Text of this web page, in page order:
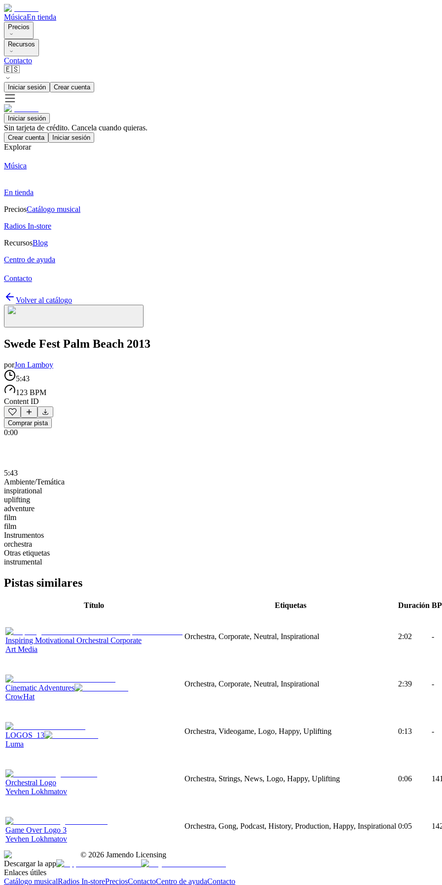
MúsicaEn tienda
Precios
Recursos
Contacto
🇪🇸
Iniciar sesión Crear cuenta
Iniciar sesión
Sin tarjeta de crédito. Cancela cuando quieras.
Crear cuenta Iniciar sesión
Explorar
Música
En tienda
PreciosCatálogo musical
Radios In-store
RecursosBlog
Centro de ayuda
Contacto
Volver al catálogo
Swede Fest Palm Beach 2013
porJon Lamboy
5:43
123 BPM
Content ID
Comprar pista
0:00
5:43
Ambiente/Temática
inspirational
uplifting
adventure
film
film
Instrumentos
orchestra
Otras etiquetas
instrumental
Pistas similares
Título Etiquetas Duración
Inspiring Motivational Orchestral Corporate
Art Media
Orchestra, Corporate, Neutral, Inspirational 2:02 -
Cinematic Adventures
CrowHat
Orchestra, Corporate, Neutral, Inspirational 2:39 -
LOGOS_13
Luma
Orchestra, Videogame, Logo, Happy, Uplifting 0:13 -
Orchestral Logo
Yevhen Lokhmatov
Orchestra, Strings, News, Logo, Happy, Uplifting 0:06
Game Over Logo 3
Yevhen Lokhmatov
Orchestra, Gong, Podcast, History, Production, Happy, Inspirational 0:05
© 2026 Jamendo Licensing
Descargar la app
Enlaces útiles
Catálogo musicalRadios In-storePreciosContactoCentro de ayudaContacto